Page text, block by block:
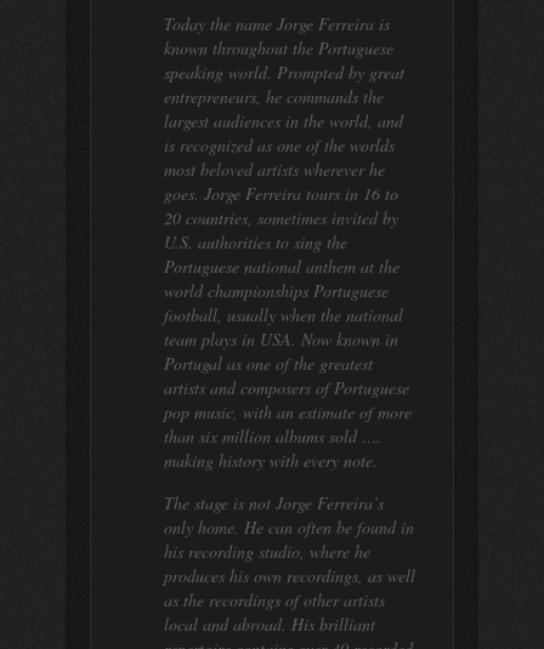
Today the name Jorge Ferreira is
known throughout the Portuguese
speaking world. Prompted by great
entrepreneurs, he commands the
largest audiences in the world, and
is recognized as one of the worlds
most beloved artists wherever he
goes. Jorge Ferreira tours in 16 to
20 countries, sometimes invited by
U.S. authorities to sing the
Portuguese national anthem at the
world championships Portuguese
football, usually when the national
team plays in USA. Now known in
Portugal as one of the greatest
artists and composers of Portuguese
pop music, with an estimate of more
than six million albums sold ….
making history with every note.
The stage is not Jorge Ferreira’s
only home. He can often be found in
his recording studio, where he
produces his own recordings, as well
as the recordings of other artists
local and abroad. His brilliant